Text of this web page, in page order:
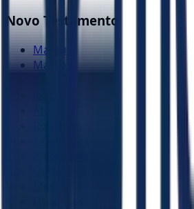
Novo Testamento
Mateus
Marcos